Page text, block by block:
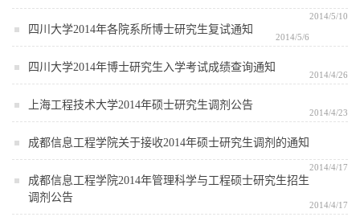
2014/5/10
四川大学2014年各院系所博士研究生复试通知
2014/5/6
四川大学2014年博士研究生入学考试成绩查询通知
2014/4/26
上海工程技术大学2014年硕士研究生调剂公告
2014/4/23
成都信息工程学院关于接收2014年硕士研究生调剂的通知
2014/4/17
成都信息工程学院2014年管理科学与工程硕士研究生招生
调剂公告
2014/4/17